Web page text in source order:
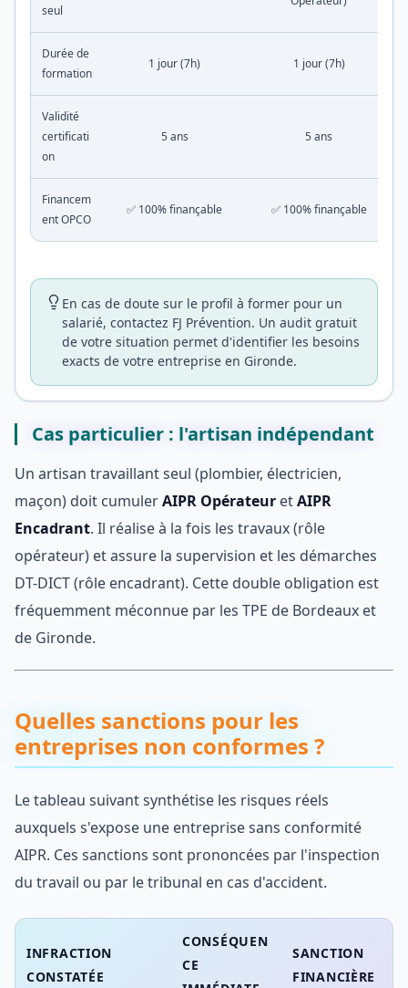
seul
Durée de
formation
1 jour (7h) 1 jour (7h)
Validité
certificati
on
5 ans 5 ans
Financem
ent OPCO
✅ 100% finançable ✅ 100% finançable
En cas de doute sur le profil à former pour un
salarié, contactez FJ Prévention. Un audit gratuit
de votre situation permet d'identifier les besoins
exacts de votre entreprise en Gironde.
Cas particulier : l'artisan indépendant
Un artisan travaillant seul (plombier, électricien,
maçon) doit cumulerAIPR Opérateur etAIPR
Encadrant. Il réalise à la fois les travaux (rôle
opérateur) et assure la supervision et les démarches
DT-DICT (rôle encadrant). Cette double obligation est
fréquemment méconnue par les TPE de Bordeaux et
de Gironde.
Quelles sanctions pour les
entreprises non conformes ?
Le tableau suivant synthétise les risques réels
auxquels s'expose une entreprise sans conformité
AIPR. Ces sanctions sont prononcées par l'inspection
du travail ou par le tribunal en cas d'accident.
INFRACTION
CONSTATÉE
CONSÉQUEN
CE
SANCTION
FINANCIÈRE